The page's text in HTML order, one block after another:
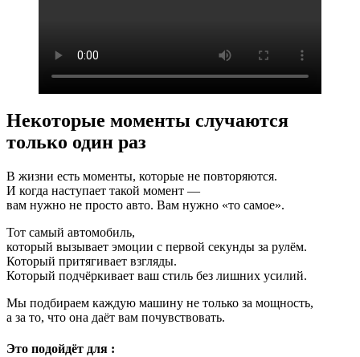
Некоторые моменты случаются
только один раз
В жизни есть моменты, которые не повторяются.
И когда наступает такой момент —
вам нужно не просто авто. Вам нужно «то самое».
Тот самый автомобиль,
который вызывает эмоции с первой секунды за рулём.
Который притягивает взгляды.
Который подчёркивает ваш стиль без лишних усилий.
Мы подбираем каждую машину не только за мощность,
а за то, что она даёт вам почувствовать.
Это подойдёт для :